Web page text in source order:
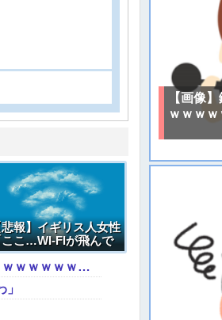
報】イギリス人女性
こ…WI-FIが飛んで
……」 →
【動画】あのちゃん、また我々をシコらすｗｗｗｗｗｗｗｗｗｗｗｗｗｗｗｗｗｗｗｗｗｗｗｗ
【画像
ｗｗｗ